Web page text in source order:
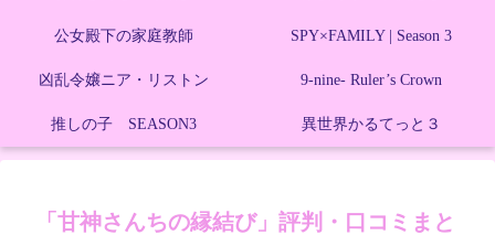
公女殿下の家庭教師 SPY×FAMILY | Season 3
凶乱令嬢ニア・リストン 9-nine- Ruler’s Crown
推しの子 SEASON3 異世界かるてっと３
「甘神さんちの縁結び」評判・口コミまと